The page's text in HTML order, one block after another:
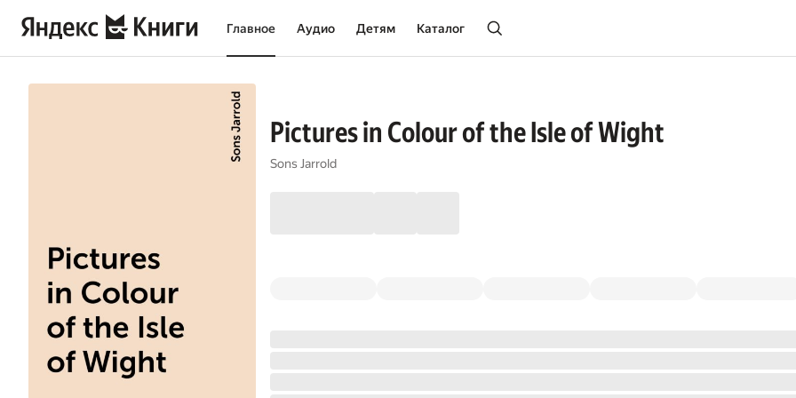
Главное Аудио Детям Каталог
Pictures in Colour of the Isle of Wight
Sons Jarrold